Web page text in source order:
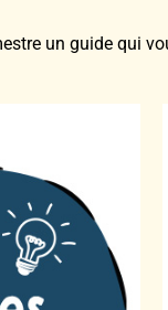
un guide qui